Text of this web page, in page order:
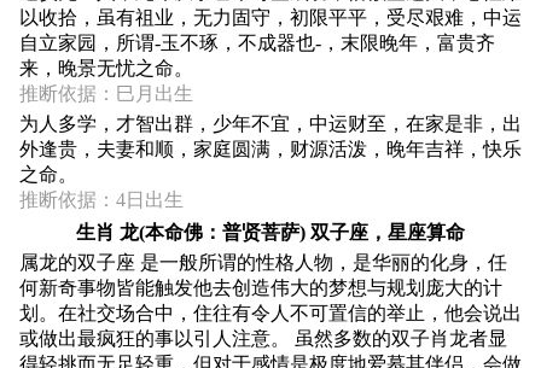
以收拾，虽有祖业，无力固守，初限平平，受尽艰难，中运
自立家园，所谓-玉不琢，不成器也-，末限晚年，富贵齐
来，晚景无忧之命。
推断依据：巳月出生
为人多学，才智出群，少年不宜，中运财至，在家是非，出
外逢贵，夫妻和顺，家庭圆满，财源活泼，晚年吉祥，快乐
之命。
推断依据：4日出生
生肖 龙(本命佛：普贤菩萨) 双子座，星座算命
属龙的双子座 是一般所谓的性格人物，是华丽的化身，任
何新奇事物皆能触发他去创造伟大的梦想与规划庞大的计
划。在社交场合中，住往有令人不可置信的举止，他会说出
或做出最疯狂的事以引人注意。 虽然多数的双子肖龙者显
得轻挑而无足轻重，但对于感情是极度地爱慕其伴侣，会做